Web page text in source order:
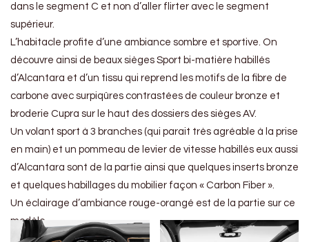
dans le segment C et non d’aller flirter avec le segment
supérieur.
L’habitacle profite d’une ambiance sombre et sportive. On
découvre ainsi de beaux sièges Sport bi-matière habillés
d’Alcantara et d’un tissu qui reprend les motifs de la fibre de
carbone avec surpiqûres contrastées de couleur bronze et
broderie Cupra sur le haut des dossiers des sièges AV.
Un volant sport à 3 branches (qui parait très agréable à la prise
en main) et un pommeau de levier de vitesse habillés eux aussi
d’Alcantara sont de la partie ainsi que quelques inserts bronze
et quelques habillages du mobilier façon « Carbon Fiber ».
Un éclairage d’ambiance rouge-orangé est de la partie sur ce
modèle.